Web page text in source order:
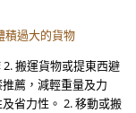
積過大的貨物
搬運貨物或提東西避
薦，減輕重量及力
省力性。 2. 移動或搬